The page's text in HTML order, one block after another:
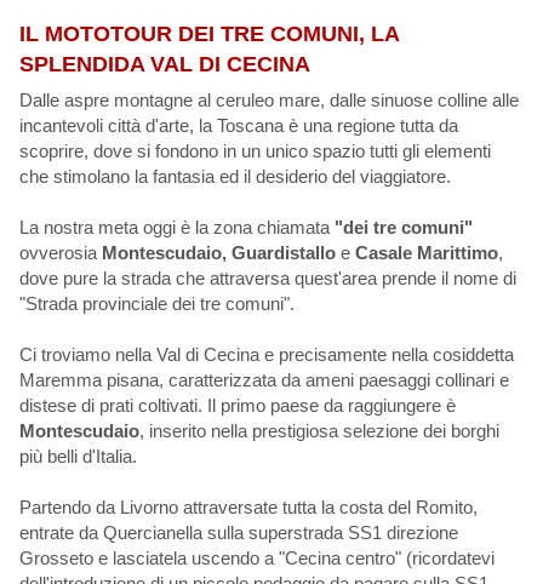
IL MOTOTOUR DEI TRE COMUNI, LA
SPLENDIDA VAL DI CECINA
Dalle aspre montagne al ceruleo mare, dalle sinuose colline alle
incantevoli città d'arte, la Toscana è una regione tutta da
scoprire, dove si fondono in un unico spazio tutti gli elementi
che stimolano la fantasia ed il desiderio del viaggiatore.
La nostra meta oggi è la zona chiamata "dei tre comuni"
ovverosia Montescudaio, Guardistalloe Casale Marittimo,
dove pure la strada che attraversa quest'area prende il nome di
"Strada provinciale dei tre comuni".
Ci troviamo nella Val di Cecina e precisamente nella cosiddetta
Maremma pisana, caratterizzata da ameni paesaggi collinari e
distese di prati coltivati. Il primo paese da raggiungere è
Montescudaio, inserito nella prestigiosa selezione dei borghi
più belli d'Italia.
Partendo da Livorno attraversate tutta la costa del Romito,
entrate da Quercianella sulla superstrada SS1 direzione
Grosseto e lasciatela uscendo a "Cecina centro" (ricordatevi